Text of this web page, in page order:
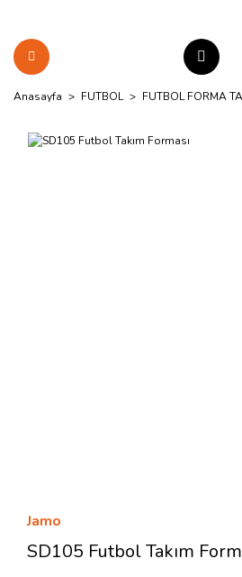
Anasayfa FUTBOL FUTBOL FORMA
Jamo
SD105 Futbol Takım